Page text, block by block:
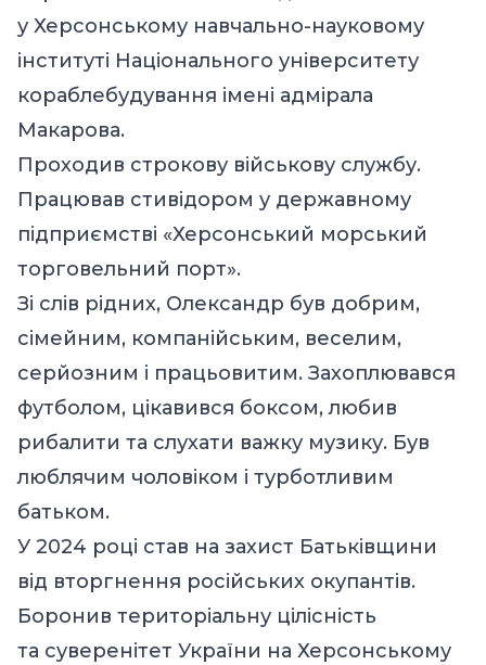
у Херсонському навчально-науковому
інституті Національного університету
кораблебудування імені адмірала
Макарова.
Проходив строкову військову службу.
Працював стивідором у державному
підприємстві «Херсонський морський
торговельний порт».
Зі слів рідних, Олександр був добрим,
сімейним, компанійським, веселим,
серйозним і працьовитим. Захоплювався
футболом, цікавився боксом, любив
рибалити та слухати важку музику. Був
люблячим чоловіком і турботливим
батьком.
У 2024 році став на захист Батьківщини
від вторгнення російських окупантів.
Боронив територіальну цілісність
та суверенітет України на Херсонському